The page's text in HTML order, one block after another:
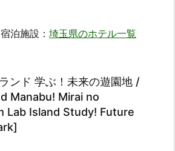
泊施設： 埼玉県のホテル一覧
ンド 学ぶ！未来の遊園地 /
Manabu! Mirai no
Lab Island Study! Future